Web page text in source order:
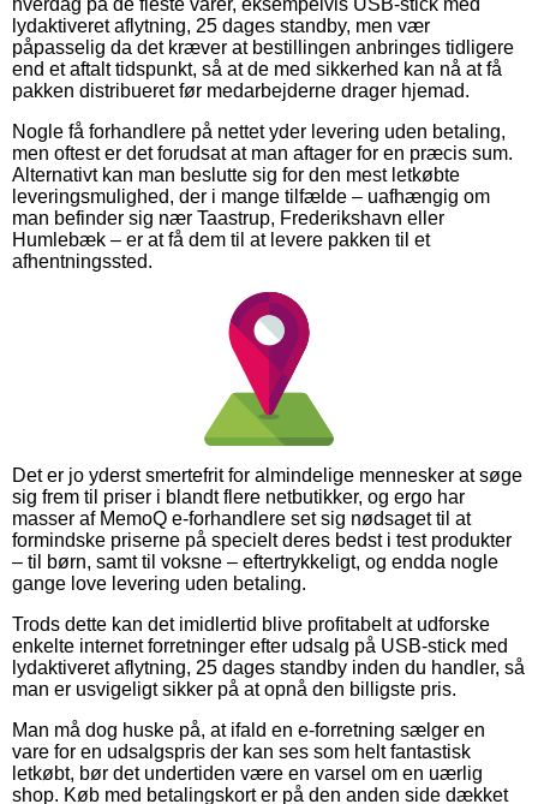
lydaktiveret aflytning, 25 dages standby, men vær
påpasselig da det kræver at bestillingen anbringes tidligere
end et aftalt tidspunkt, så at de med sikkerhed kan nå at få
pakken distribueret før medarbejderne drager hjemad.
Nogle få forhandlere på nettet yder levering uden betaling,
men oftest er det forudsat at man aftager for en præcis sum.
Alternativt kan man beslutte sig for den mest letkøbte
leveringsmulighed, der i mange tilfælde – uafhængig om
man befinder sig nær Taastrup, Frederikshavn eller
Humlebæk – er at få dem til at levere pakken til et
afhentningssted.
Det er jo yderst smertefrit for almindelige mennesker at søge
sig frem til priser i blandt flere netbutikker, og ergo har
masser af MemoQ e-forhandlere set sig nødsaget til at
formindske priserne på specielt deres bedst i test produkter
– til børn, samt til voksne – eftertrykkeligt, og endda nogle
gange love levering uden betaling.
Trods dette kan det imidlertid blive profitabelt at udforske
enkelte internet forretninger efter udsalg på USB-stick med
lydaktiveret aflytning, 25 dages standby inden du handler, så
man er usvigeligt sikker på at opnå den billigste pris.
Man må dog huske på, at ifald en e-forretning sælger en
vare for en udsalgspris der kan ses som helt fantastisk
letkøbt, bør det undertiden være en varsel om en uærlig
shop. Køb med betalingskort er på den anden side dækket